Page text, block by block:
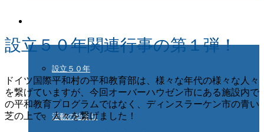
設立５０年
活動の始まり
設立５０年関連行事の第１弾！
ドイツ国際平和村の平和教育部は、様々な年代の様々な人々
を繋げていますが、今回オーバーハウゼン市にある施設内で
の平和教育プログラムではなく、ディンスラーケン市の青い
芝の上で、人々を繋げました！